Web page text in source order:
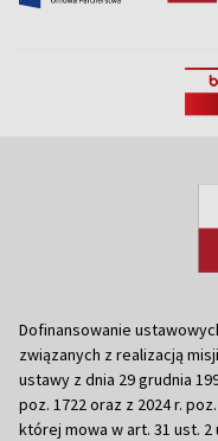
Dofinansowanie
związanych z realizacją
ustawy z dnia 29 grudnia
poz. 1722 oraz z 2024 r.
której mowa w art. 31 ust. 2